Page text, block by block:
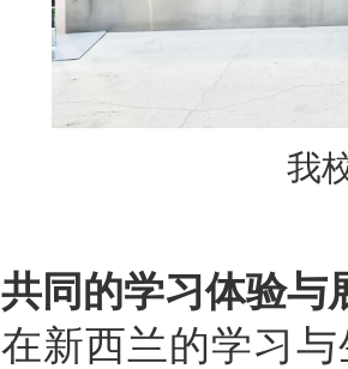
我
共同的学习体验与
在新西兰的学习